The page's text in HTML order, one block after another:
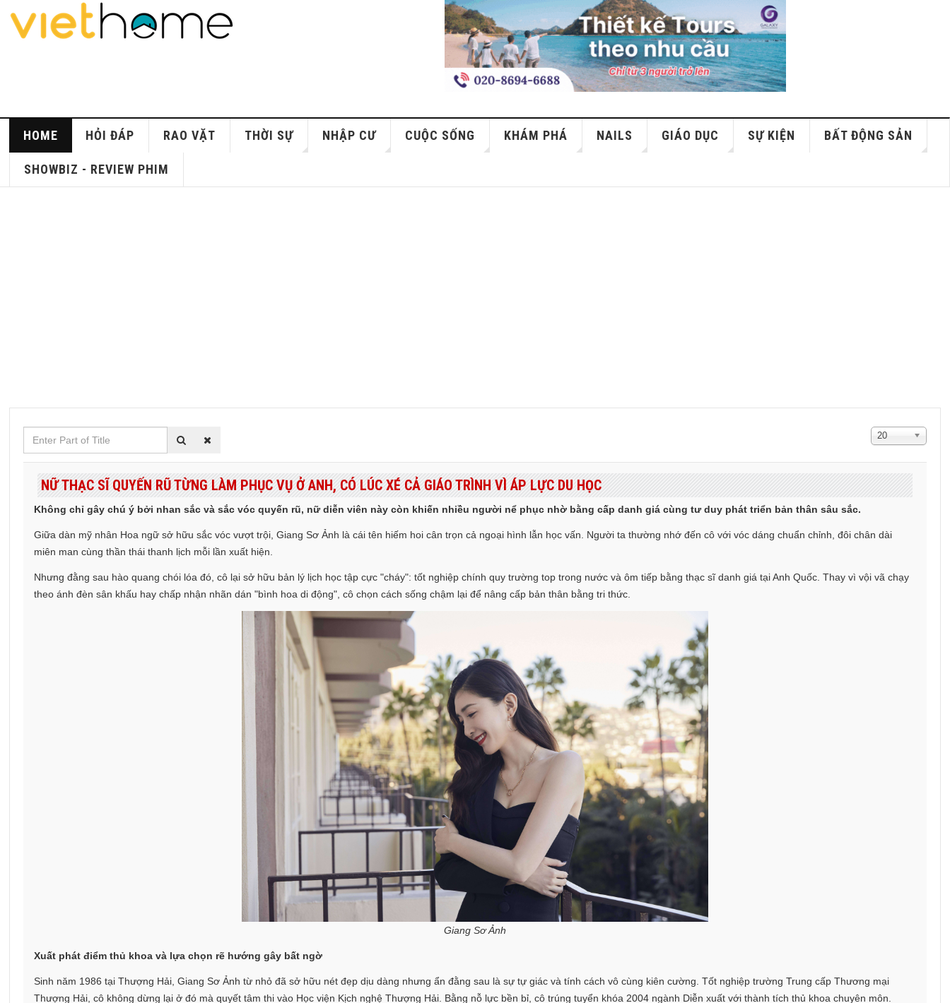
HOME HỎI ĐÁP RAO VẶT THỜI SỰ NHẬP CƯ CUỘC SỐNG KHÁM PHÁ NAILS GIÁO DỤC SỰ KIỆN BẤT ĐỘNG SẢN
SHOWBIZ - REVIEW PHIM
Enter
Part
Title
Hiển
20
NỮ THẠC SĨ QUYẾN RŨ TỪNG LÀM PHỤC VỤ Ở ANH, CÓ LÚC XÉ CẢ GIÁO TRÌNH VÌ ÁP LỰC DU HỌC
Không chỉ gây chú ý bởi nhan sắc và sắc vóc quyến rũ, nữ diễn viên này còn khiến nhiều người nể phục nhờ bằng cấp danh giá cùng tư duy phát triển bản thân sâu sắc.
Giữa dàn mỹ nhân Hoa ngữ sở hữu sắc vóc vượt trội, Giang Sơ Ảnh là cái tên hiếm hoi cân trọn cả ngoại hình lẫn học vấn. Người ta thường nhớ đến cô với vóc dáng chuẩn chỉnh, đôi chân dài
miên man cùng thần thái thanh lịch mỗi lần xuất hiện.
Nhưng đằng sau hào quang chói lóa đó, cô lại sở hữu bản lý lịch học tập cực "cháy": tốt nghiệp chính quy trường top trong nước và ôm tiếp bằng thạc sĩ danh giá tại Anh Quốc. Thay vì vội vã chạy
theo ánh đèn sân khấu hay chấp nhận nhãn dán "bình hoa di động", cô chọn cách sống chậm lại để nâng cấp bản thân bằng tri thức.
Giang Sơ Ảnh
Xuất phát điểm thủ khoa và lựa chọn rẽ hướng gây bất ngờ
Sinh năm 1986 tại Thượng Hải, Giang Sơ Ảnh từ nhỏ đã sở hữu nét đẹp dịu dàng nhưng ẩn đằng sau là sự tự giác và tính cách vô cùng kiên cường. Tốt nghiệp trường Trung cấp Thương mại
Thượng Hải, cô không dừng lại ở đó mà quyết tâm thi vào Học viện Kịch nghệ Thượng Hải. Bằng nỗ lực bền bỉ, cô trúng tuyển khóa 2004 ngành Diễn xuất với thành tích thủ khoa chuyên môn.